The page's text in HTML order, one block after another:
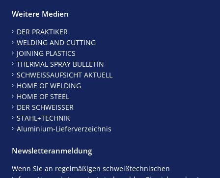
Weitere Medien
DER PRAKTIKER
WELDING AND CUTTING
JOINING PLASTICS
THERMAL SPRAY BULLETIN
SCHWEISSAUFSICHT AKTUELL
HOME OF WELDING
HOME OF STEEL
DER SCHWEISSER
STAHL+TECHNIK
Aluminium-Lieferverzeichnis
Newsletteranmeldung
Wenn Sie an regelmäßigen schweißtechnischen